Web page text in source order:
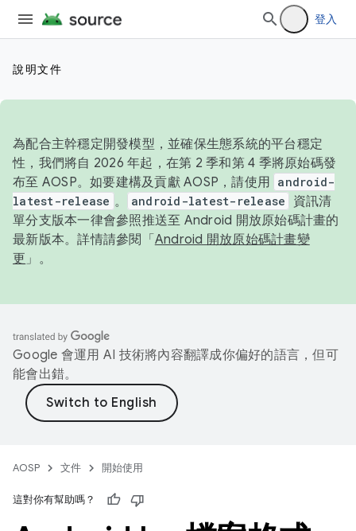
登入
說明文件
為配合主幹穩定開發模型，並確保生態系統的平台穩定
性，我們將自 2026 年起，在第 2 季和第 4 季將原始碼發
布至 AOSP。如要建構及貢獻 AOSP，請使用 android-
latest-release 。 android-latest-release
資訊清
單分支版本一律會參照推送至 Android 開放原始碼計畫的
最新版本。詳情請參閱「 Android 開放原始碼計畫變
更 」。
Google 會運用 AI 技術將內容翻譯成你偏好的語言，但可
能會出錯。
AOSP 文件 開始使用
這對你有幫助嗎？